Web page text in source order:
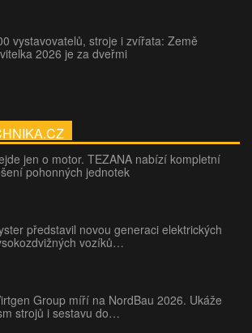
vystavovatelů, stroje i zvířata: Země
2026 je za dveřmi
jen o motor. TEZANA nabízí kompletní
pohonných jednotek
představil novou generaci elektrických
vozíků…
Group míří na NordBau 2026. Ukáže
strojů i sestavu do…